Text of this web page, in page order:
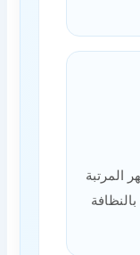
المرتبة